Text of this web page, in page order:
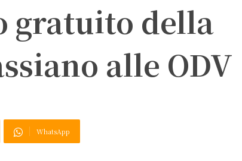
gratuito della
alle ODV
WhatsApp